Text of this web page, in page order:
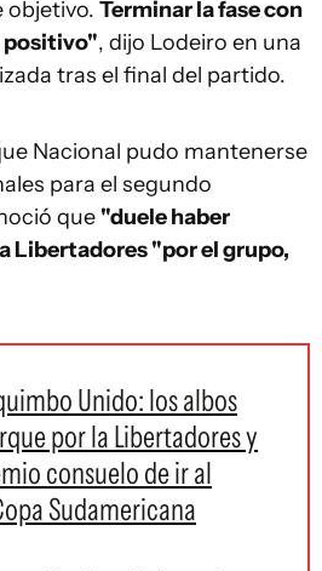
objetivo. Terminar la fase con
positivo", dijo Lodeiro en una
tras el final del partido.
Nacional pudo mantenerse
para el segundo
que "duele haber
Libertadores "por el grupo,
Unido: los albos
por la Libertadores y
consuelo de ir al
Sudamericana